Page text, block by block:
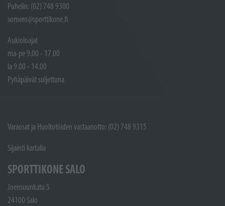
Puhelin: (02) 748 9300
somero@sporttikone.fi
Aukioloajat
ma-pe 9.00 - 17.00
la 9.00 - 14.00
Pyhäpäivät suljettuna
Varaosat ja Huoltotöiden vastaanotto: (02) 748 9315
Sijainti kartalla
SPORTTIKONE SALO
Joensuunkatu 5
24100 Salo